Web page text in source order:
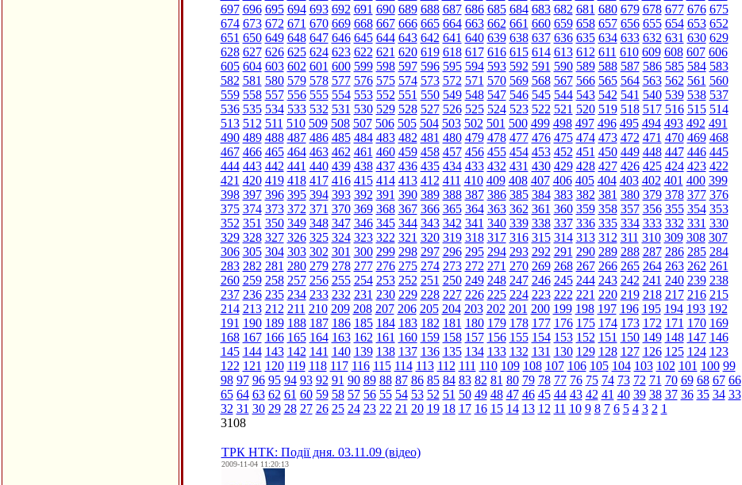
697 696 695 694 693 692 691 690 689 688 687 686 685 684 683 682 681 680 679 678 677 676 675
674 673 672 671 670 669 668 667 666 665 664 663 662 661 660 659 658 657 656 655 654 653 652
651 650 649 648 647 646 645 644 643 642 641 640 639 638 637 636 635 634 633 632 631 630 629
628 627 626 625 624 623 622 621 620 619 618 617 616 615 614 613 612 611 610 609 608 607 606
605 604 603 602 601 600 599 598 597 596 595 594 593 592 591 590 589 588 587 586 585 584 583
582 581 580 579 578 577 576 575 574 573 572 571 570 569 568 567 566 565 564 563 562 561 560
559 558 557 556 555 554 553 552 551 550 549 548 547 546 545 544 543 542 541 540 539 538 537
536 535 534 533 532 531 530 529 528 527 526 525 524 523 522 521 520 519 518 517 516 515 514
513 512 511 510 509 508 507 506 505 504 503 502 501 500 499 498 497 496 495 494 493 492 491
490 489 488 487 486 485 484 483 482 481 480 479 478 477 476 475 474 473 472 471 470 469 468
467 466 465 464 463 462 461 460 459 458 457 456 455 454 453 452 451 450 449 448 447 446 445
444 443 442 441 440 439 438 437 436 435 434 433 432 431 430 429 428 427 426 425 424 423 422
421 420 419 418 417 416 415 414 413 412 411 410 409 408 407 406 405 404 403 402 401 400 399
398 397 396 395 394 393 392 391 390 389 388 387 386 385 384 383 382 381 380 379 378 377 376
375 374 373 372 371 370 369 368 367 366 365 364 363 362 361 360 359 358 357 356 355 354 353
352 351 350 349 348 347 346 345 344 343 342 341 340 339 338 337 336 335 334 333 332 331 330
329 328 327 326 325 324 323 322 321 320 319 318 317 316 315 314 313 312 311 310 309 308 307
306 305 304 303 302 301 300 299 298 297 296 295 294 293 292 291 290 289 288 287 286 285 284
283 282 281 280 279 278 277 276 275 274 273 272 271 270 269 268 267 266 265 264 263 262 261
260 259 258 257 256 255 254 253 252 251 250 249 248 247 246 245 244 243 242 241 240 239 238
237 236 235 234 233 232 231 230 229 228 227 226 225 224 223 222 221 220 219 218 217 216 215
214 213 212 211 210 209 208 207 206 205 204 203 202 201 200 199 198 197 196 195 194 193 192
191 190 189 188 187 186 185 184 183 182 181 180 179 178 177 176 175 174 173 172 171 170 169
168 167 166 165 164 163 162 161 160 159 158 157 156 155 154 153 152 151 150 149 148 147 146
145 144 143 142 141 140 139 138 137 136 135 134 133 132 131 130 129 128 127 126 125 124 123
122 121 120 119 118 117 116 115 114 113 112 111 110 109 108 107 106 105 104 103 102 101 100 99
98 97 96 95 94 93 92 91 90 89 88 87 86 85 84 83 82 81 80 79 78 77 76 75 74 73 72 71 70 69 68 67 66
65 64 63 62 61 60 59 58 57 56 55 54 53 52 51 50 49 48 47 46 45 44 43 42 41 40 39 38 37 36 35 34 33
32 31 30 29 28 27 26 25 24 23 22 21 20 19 18 17 16 15 14 13 12 11 10 9 8 7 6 5 4 3 2 1
3108
ТРК НТК: Події дня. 03.11.09 (відео)
2009-11-04 11:20:13